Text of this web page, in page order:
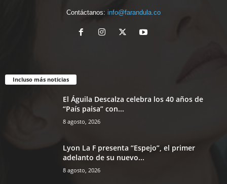
Contáctanos: info@farandula.co
Incluso más noticias
El Águila Descalza celebra los 40 años de
“País paisa” con...
8 agosto, 2026
Lyon La F presenta “Espejo”, el primer
adelanto de su nuevo...
8 agosto, 2026